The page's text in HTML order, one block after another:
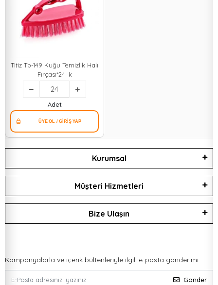
Titiz Tp-149 Kuğu Temizlik Halı
Fırçası*24=k
Adet
Kurumsal
Müşteri Hizmetleri
Bize Ulaşın
Kampanyalarla ve içerik bültenleriyle ilgili e-posta gönderimi
Gönder